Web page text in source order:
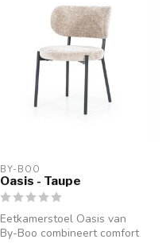
BY-BOO
Oasis - Taupe
Eetkamerstoel Oasis van
By-Boo combineert comfort